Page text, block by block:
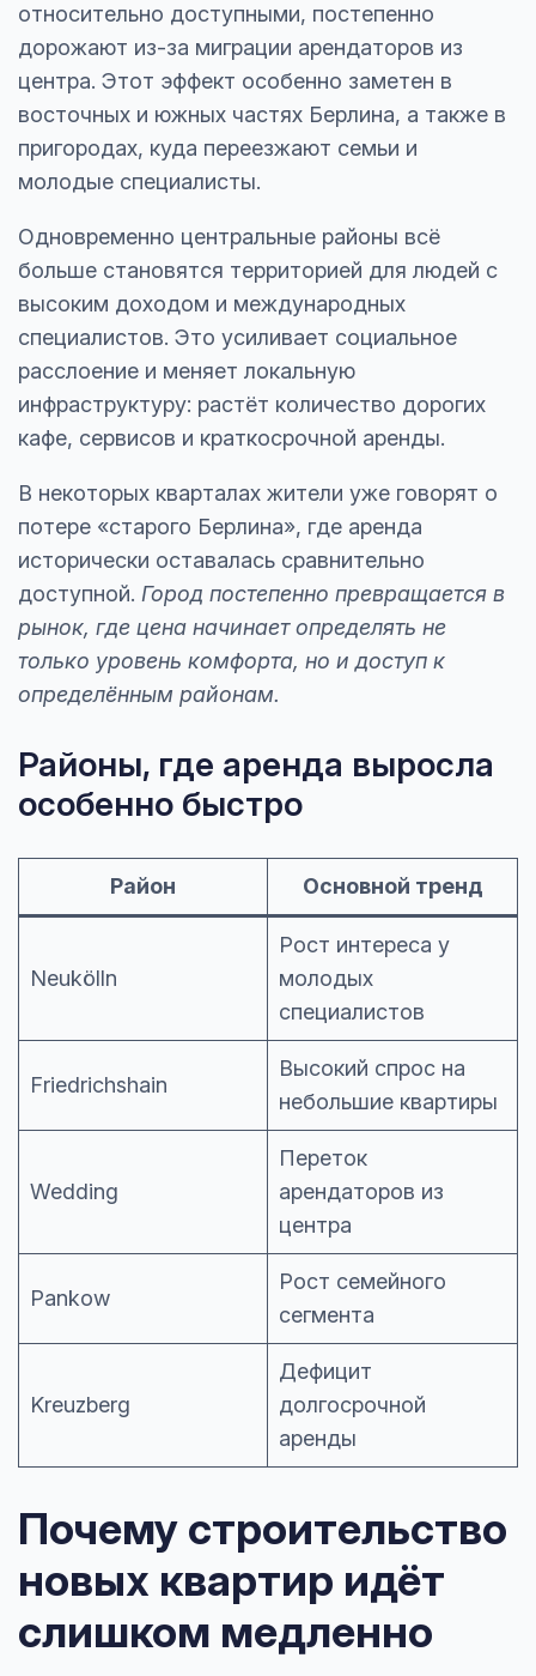
относительно доступными, постепенно
дорожают из-за миграции арендаторов из
центра. Этот эффект особенно заметен в
восточных и южных частях Берлина, а также в
пригородах, куда переезжают семьи и
молодые специалисты.
Одновременно центральные районы всё
больше становятся территорией для людей с
высоким доходом и международных
специалистов. Это усиливает социальное
расслоение и меняет локальную
инфраструктуру: растёт количество дорогих
кафе, сервисов и краткосрочной аренды.
В некоторых кварталах жители уже говорят о
потере «старого Берлина», где аренда
исторически оставалась сравнительно
доступной. Город постепенно превращается в
рынок, где цена начинает определять не
только уровень комфорта, но и доступ к
определённым районам.
Районы, где аренда выросла
особенно быстро
Район Основной тренд
Neukölln
Рост интереса у
молодых
специалистов
Friedrichshain
Высокий спрос на
небольшие квартиры
Wedding
Переток
арендаторов из
центра
Pankow
Рост семейного
сегмента
Kreuzberg
Дефицит
долгосрочной
аренды
Почему строительство
новых квартир идёт
слишком медленно